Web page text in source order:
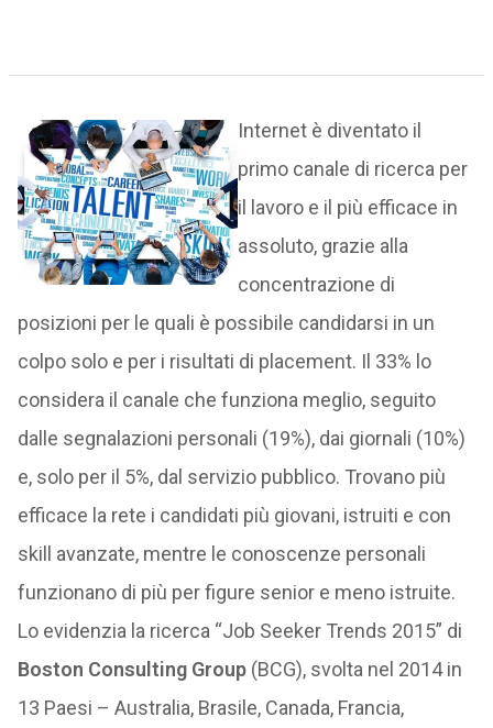
Internet è diventato il
primo canale di ricerca per
il lavoro e il più efficace in
assoluto, grazie alla
concentrazione di
posizioni per le quali è possibile candidarsi in un
colpo solo e per i risultati di placement. Il 33% lo
considera il canale che funziona meglio, seguito
dalle segnalazioni personali (19%), dai giornali (10%)
e, solo per il 5%, dal servizio pubblico. Trovano più
efficace la rete i candidati più giovani, istruiti e con
skill avanzate, mentre le conoscenze personali
funzionano di più per figure senior e meno istruite.
Lo evidenzia la ricerca “Job Seeker Trends 2015” di
Boston Consulting Group(BCG), svolta nel 2014 in
13 Paesi – Australia, Brasile, Canada, Francia,